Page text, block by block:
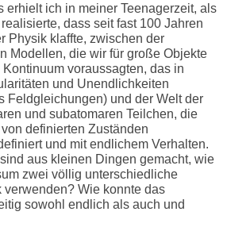
erhielt ich in meiner Teenagerzeit, als
dass seit fast 100 Jahren
Physik klaffte, zwischen der
Modellen, die wir für große Objekte
voraussagten, das in
und Unendlichkeiten
Feldgleichungen) und der Welt der
und subatomaren Teilchen, die
definierten Zuständen
und mit endlichem Verhalten.
aus kleinen Dingen gemacht, wie
zwei völlig unterschiedliche
verwenden? Wie konnte das
sowohl endlich als auch und